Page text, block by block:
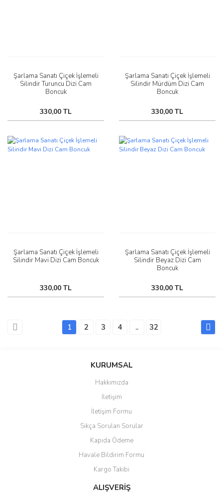
Şarlama Sanatı Çiçek İşlemeli
Silindir Turuncu Dizi Cam
Boncuk
330,00 TL
Şarlama Sanatı Çiçek İşlemeli
Silindir Mürdüm Dizi Cam
Boncuk
330,00 TL
Şarlama Sanatı Çiçek İşlemeli
Silindir Mavi Dizi Cam Boncuk
330,00 TL
Şarlama Sanatı Çiçek İşlemeli
Silindir Beyaz Dizi Cam
Boncuk
330,00 TL
1 2 3 4 .. 32
KURUMSAL
Hakkımızda
İletişim
İletişim Formu
Sıkça Sorulan Sorular
Kapıda Ödeme
Havale Bildirim Formu
Kargo Takibi
ALIŞVERİŞ